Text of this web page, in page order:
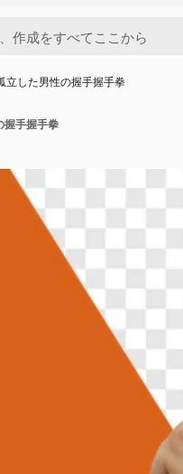
立した男性の握手握手拳
握手握手拳